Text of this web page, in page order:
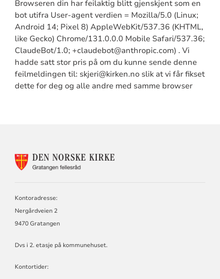
Browseren din har feilaktig blitt gjenskjent som en
bot utifra User-agent verdien = Mozilla/5.0 (Linux;
Android 14; Pixel 8) AppleWebKit/537.36 (KHTML,
like Gecko) Chrome/131.0.0.0 Mobile Safari/537.36;
ClaudeBot/1.0; +claudebot@anthropic.com) . Vi
hadde satt stor pris på om du kunne sende denne
feilmeldingen til: skjeri@kirken.no slik at vi får fikset
dette for deg og alle andre med samme browser
Kontoradresse:
Nergårdveien 2
9470 Gratangen
Dvs i 2. etasje på kommunehuset.
Kontortider: